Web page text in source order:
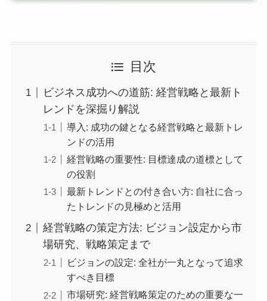
目次
ビジネス成功への道筋: 経営戦略と最新ト
レンドを深掘り解説
導入: 成功の鍵となる経営戦略と最新トレ
ンドの活用
経営戦略の重要性: 目標達成の道標として
の役割
最新トレンドとの付き合い方: 自社に合っ
たトレンドの見極めと活用
経営戦略の策定方法: ビジョン設定から市
場研究、戦略策定まで
ビジョンの設定: 全社が一丸となって追求
すべき目標
市場研究: 経営戦略策定のための重要な一